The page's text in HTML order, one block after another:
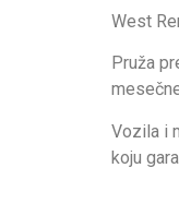
West
Pruža
Vozila i
koju